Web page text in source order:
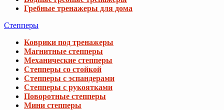
Гребные тренажеры для дома
Степперы
Коврики под тренажеры
Магнитные степперы
Механические степперы
Степперы со стойкой
Степперы с эспандерами
Степперы с рукоятками
Поворотные степперы
Мини степперы